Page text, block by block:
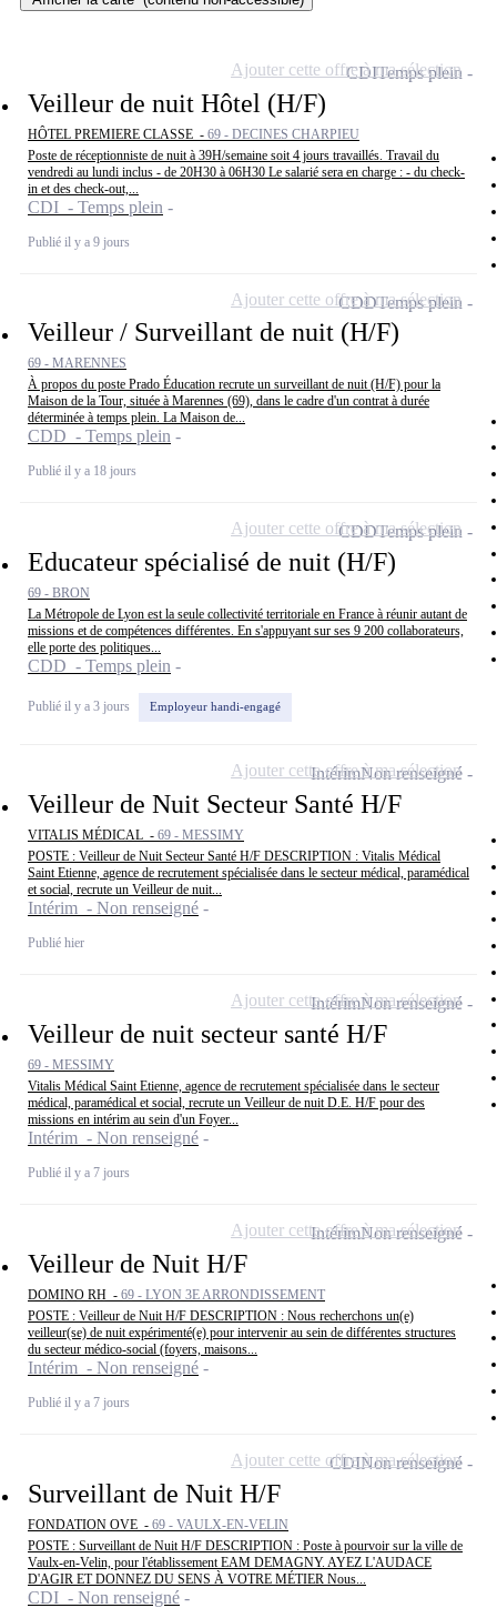
Veilleur de nuit Hôtel (H/F)
HÔTEL PREMIERE CLASSE - 69 - DECINES CHARPIEU
Poste de réceptionniste de nuit à 39H/semaine soit 4 jours travaillés. Travail du
vendredi au lundi inclus - de 20H30 à 06H30 Le salarié sera en charge : - du check-
in et des check-out,...
CDI - Temps plein
Publié il y a 9 jours
CDITemps plein
Ajouter cette offre à ma sélection
Veilleur / Surveillant de nuit (H/F)
69 - MARENNES
À propos du poste Prado Éducation recrute un surveillant de nuit (H/F) pour la
Maison de la Tour, située à Marennes (69), dans le cadre d'un contrat à durée
déterminée à temps plein. La Maison de...
CDD - Temps plein
Publié il y a 18 jours
CDDTemps plein
Ajouter cette offre à ma sélection
Educateur spécialisé de nuit (H/F)
69 - BRON
La Métropole de Lyon est la seule collectivité territoriale en France à réunir autant de
missions et de compétences différentes. En s'appuyant sur ses 9 200 collaborateurs,
elle porte des politiques...
CDD - Temps plein
Publié il y a 3 jours Employeur handi-engagé
CDDTemps plein
Ajouter cette offre à ma sélection
Veilleur de Nuit Secteur Santé H/F
VITALIS MÉDICAL - 69 - MESSIMY
POSTE : Veilleur de Nuit Secteur Santé H/F DESCRIPTION : Vitalis Médical
Saint Etienne, agence de recrutement spécialisée dans le secteur médical, paramédical
et social, recrute un Veilleur de nuit...
Intérim - Non renseigné
Publié hier
IntérimNon renseigné
Ajouter cette offre à ma sélection
Veilleur de nuit secteur santé H/F
69 - MESSIMY
Vitalis Médical Saint Etienne, agence de recrutement spécialisée dans le secteur
médical, paramédical et social, recrute un Veilleur de nuit D.E. H/F pour des
missions en intérim au sein d'un Foyer...
Intérim - Non renseigné
Publié il y a 7 jours
IntérimNon renseigné
Ajouter cette offre à ma sélection
Veilleur de Nuit H/F
DOMINO RH - 69 - LYON 3E ARRONDISSEMENT
POSTE : Veilleur de Nuit H/F DESCRIPTION : Nous recherchons un(e)
veilleur(se) de nuit expérimenté(e) pour intervenir au sein de différentes structures
du secteur médico-social (foyers, maisons...
Intérim - Non renseigné
Publié il y a 7 jours
IntérimNon renseigné
Ajouter cette offre à ma sélection
Surveillant de Nuit H/F
FONDATION OVE - 69 - VAULX-EN-VELIN
POSTE : Surveillant de Nuit H/F DESCRIPTION : Poste à pourvoir sur la ville de
Vaulx-en-Velin, pour l'établissement EAM DEMAGNY. AYEZ L'AUDACE
D'AGIR ET DONNEZ DU SENS À VOTRE MÉTIER Nous...
CDI - Non renseigné
CDINon renseigné
Ajouter cette offre à ma sélection